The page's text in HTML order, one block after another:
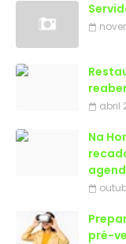
abril
Na
pré-